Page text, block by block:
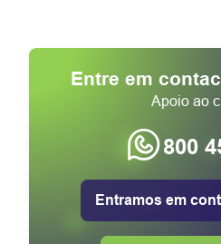
Entre em
Apoio ao
800
Entramos em